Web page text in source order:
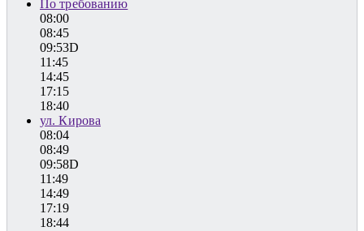
По требованию
08:00
08:45
09:53D
11:45
14:45
17:15
18:40
ул. Кирова
08:04
08:49
09:58D
11:49
14:49
17:19
18:44